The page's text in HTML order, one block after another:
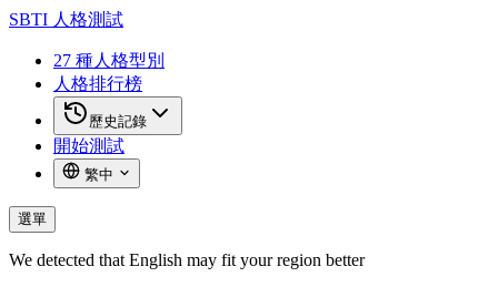
SBTI 人格測試
27 種人格型別
人格排行榜
歷史記錄
開始測試
繁中
選單
We detected that English may fit your region better